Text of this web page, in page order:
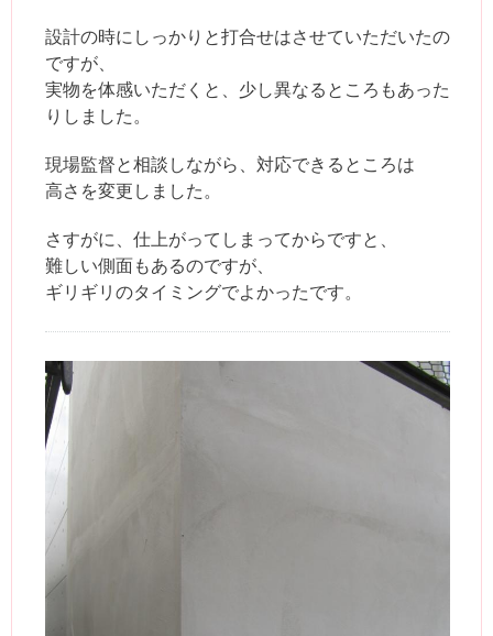
設計の時にしっかりと打合せはさせていただいたの
ですが、
実物を体感いただくと、少し異なるところもあった
りしました。
現場監督と相談しながら、対応できるところは
高さを変更しました。
さすがに、仕上がってしまってからですと、
難しい側面もあるのですが、
ギリギリのタイミングでよかったです。